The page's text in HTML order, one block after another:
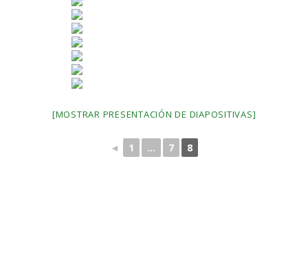
[MOSTRAR PRESENTACIÓN DE DIAPOSITIVAS]
◄ 1 ... 7 8